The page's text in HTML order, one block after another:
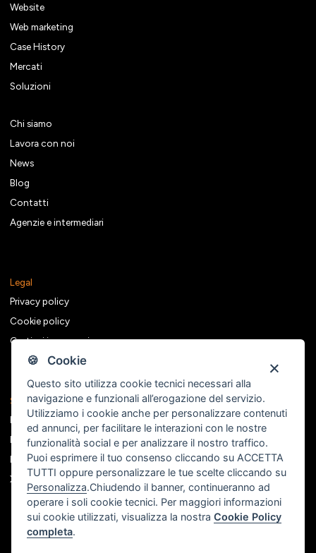
🍪 Cookie
Questo sito utilizza cookie tecnici necessari alla
navigazione e funzionali all’erogazione del servizio.
Utilizziamo i cookie anche per personalizzare contenuti
ed annunci, per facilitare le interazioni con le nostre
funzionalità social e per analizzare il nostro traffico.
Puoi esprimere il tuo consenso cliccando su ACCETTA
TUTTI oppure personalizzare le tue scelte cliccando su
Personalizza.Chiudendo il banner, continueranno ad
operare i soli cookie tecnici. Per maggiori informazioni
sui cookie utilizzati, visualizza la nostraCookie Policy
completa.
Website
Web marketing
Case History
Mercati
Soluzioni
Chi siamo
Lavora con noi
News
Blog
Contatti
Agenzie e intermediari
Legal
Privacy policy
Cookie policy
Gestisci i consensi
Seguici sui social
Facebook
Instagram
Linkedin
X